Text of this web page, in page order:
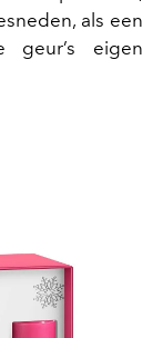
als een
eigen